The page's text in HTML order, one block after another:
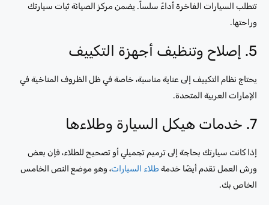
تتطلب السيارات الفاخرة أداءً سلساً. يضمن مركز الصيانة ثبات سيارتك
وراحتها.
5. إصلاح وتنظيف أجهزة التكييف
يحتاج نظام التكييف إلى عناية مناسبة، خاصة في ظل الظروف المناخية في
الإمارات العربية المتحدة.
7. خدمات هيكل السيارة وطلاءها
إذا كانت سيارتك بحاجة إلى ترميم تجميلي أو تصحيح للطلاء، فإن بعض
ورش العمل تقدم أيضًا خدمة طلاء السيارات، وهو موضع النص الخامس
الخاص بك.